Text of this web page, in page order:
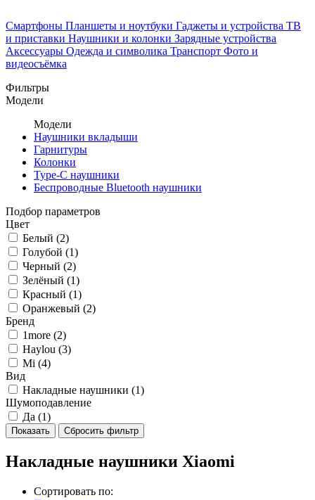
Смартфоны Планшеты и ноутбуки Гаджеты и устройства ТВ
и приставки Наушники и колонки Зарядные устройства
Аксессуары Одежда и символика Транспорт Фото и
видеосъёмка
Фильтры
Модели
Модели
Наушники вкладыши
Гарнитуры
Колонки
Type-C наушники
Беспроводные Bluetooth наушники
Подбор параметров
Цвет
Белый (2)
Голубой (1)
Черный (2)
Зелёный (1)
Красный (1)
Оранжевый (2)
Бренд
1more (2)
Haylou (3)
Mi (4)
Вид
Накладные наушники (1)
Шумоподавление
Да (1)
Накладные наушники Xiaomi
Сортировать по: